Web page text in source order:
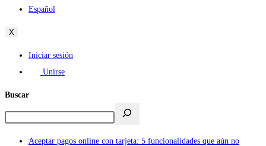
Español
X
Iniciar sesión
Unirse
Buscar
Aceptar pagos online con tarjeta: 5 funcionalidades que aún no